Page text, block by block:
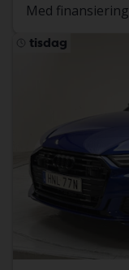
Med finansiering
tisdag